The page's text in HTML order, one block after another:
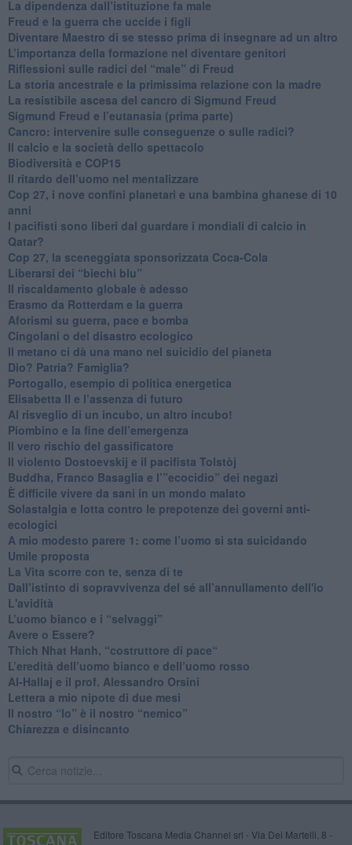
La dipendenza dall’istituzione fa male
​Freud e la guerra che uccide i figli
​Diventare Maestro di se stesso prima di insegnare ad un altro
L’importanza della formazione nel diventare genitori
Riflessioni sulle radici del “male” di Freud
​La storia ancestrale e la primissima relazione con la madre
​La resistibile ascesa del cancro di Sigmund Freud
Sigmund Freud e l’eutanasia (prima parte)
Cancro: intervenire sulle conseguenze o sulle radici?
​Il calcio e la società dello spettacolo
Biodiversità e COP15
​Il ritardo dell’uomo nel mentalizzare
​Cop 27, i nove confini planetari e una bambina ghanese di 10
anni
​I pacifisti sono liberi dal guardare i mondiali di calcio in
Qatar?
​Cop 27, la sceneggiata sponsorizzata Coca-Cola
​Liberarsi dei “biechi blu”
Il riscaldamento globale è adesso
​Erasmo da Rotterdam e la guerra
​Aforismi su guerra, pace e bomba
Cingolani o del disastro ecologico
​Il metano ci dà una mano nel suicidio del pianeta
​Dio? Patria? Famiglia?
Portogallo, esempio di politica energetica
​Elisabetta II e l’assenza di futuro
Al risveglio di un incubo, un altro incubo!
​Piombino e la fine dell’emergenza
​Il vero rischio del gassificatore
​Il violento Dostoevskij e il pacifista Tolstòj
​Buddha, Franco Basaglia e l’”ecocidio” dei negazi
​È difficile vivere da sani in un mondo malato
Solastalgia e lotta contro le prepotenze dei governi anti-
ecologici
​A mio modesto parere 1: come l’uomo si sta suicidando
​Umile proposta
​La Vita scorre con te, senza di te
​Dall’istinto di sopravvivenza del sé all’annullamento dell'io
L'avidità
​L’uomo bianco e i “selvaggi”
​Avere o Essere?
​Thich Nhat Hanh, “costruttore di pace“
​L’eredità dell’uomo bianco e dell’uomo rosso
Al-Hallaj e il prof. Alessandro Orsini
​Lettera a mio nipote di due mesi
​Il nostro “Io” è il nostro “nemico”
​Chiarezza e disincanto
Editore Toscana Media Channel srl - Via Dei Martelli, 8 -